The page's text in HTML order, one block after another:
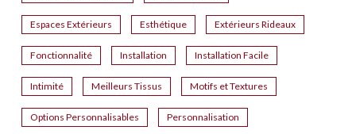
Espaces Extérieurs Esthétique Extérieurs Rideaux
Fonctionnalité Installation Installation Facile
Intimité Meilleurs Tissus Motifs et Textures
Options Personnalisables Personnalisation